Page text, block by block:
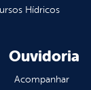
Hídricos
Ouvidoria
Acompanhar